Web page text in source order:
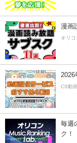
漫画
オリ
2026
CS動
毎週
ク！